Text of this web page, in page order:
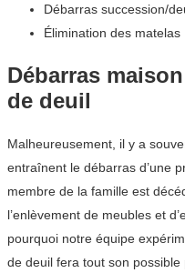
Débarras succession/
Élimination des matelas
Débarras
de deuil
Malheureusement, il y a
entraînent le débarras d’une
membre de la famille est
l’enlèvement de meubles et
pourquoi notre équipe
de deuil fera tout son